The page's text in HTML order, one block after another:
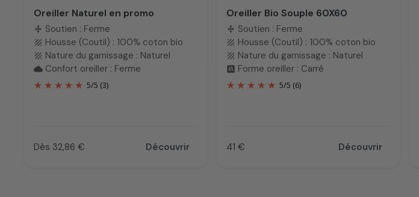
Oreiller Naturel en promo
compress Soutien : Ferme
texture Housse (Coutil) : 100% coton bio
texture Nature du garnissage : Naturel
cloud Confort oreiller : Ferme
5/5 (3)
Prix
Dès 32,86 € Découvrir
Oreiller Bio Souple 60X60
compress Soutien : Ferme
texture Housse (Coutil) : 100% coton bio
texture Nature du garnissage : Naturel
bedroom_child Forme oreiller : Carré
5/5 (6)
Prix
41 € Découvrir